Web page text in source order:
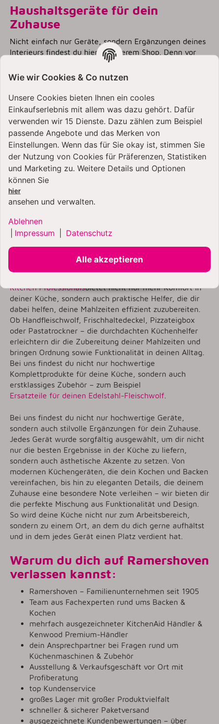
Haushaltsgeräte für dein
Zuhause
Nicht einfach nur Geräte, sondern Ergänzungen deines
Interieurs findest du hier in unserem Shop. Denn vor
allem unsere Küchen entwickeln sich mehr und mehr zu
einem vollwertigen Wohnraum. Entdecke unsere
und Klima.
Die Produkte von De'Longhi verbinden erstklassige
Funktionalität mit einem durchdachten Design, das sich
nahtlos in jedes moderne Zuhause einfügt. Ergänzend
dazu schaffen De’Longhi Heizgerätewie
Keramikheizer,Konvektoren undRadiatorenein
angenehmes Raumklima – energieeffizient, leise und
formschön. Gemeinsam bieten diese Marken
durchdachte Lösungen für ein gepflegtes, behagliches
Zuhause.
Küchengeräte der Extraklasse
hochwertige Materialien, einfache Handhabung und ein
stilvolles Design – perfekt für alle, die in ihrer Küche
Kitchen Professionalsbietet nicht nur mehr Komfort in
deiner Küche, sondern auch praktische Helfer, die dir
dabei helfen, deine Mahlzeiten effizient zuzubereiten.
Ob Handfleischwolf, Frischhaltedeckel, Pizzateigbox
oder Pastatrockner – die durchdachten Küchenhelfer
erleichtern dir die Zubereitung deiner Mahlzeiten und
bringen Ordnung sowie Funktionalität in deinen Alltag.
Bei uns findest du nicht nur hochwertige
Komplettprodukte für deine Küche, sondern auch
erstklassiges Zubehör – zum Beispiel
Ersatzteile für deinen Edelstahl-Fleischwolf
Bei uns findest du nicht nur hochwertige Geräte,
sondern auch stilvolle Ergänzungen für dein Zuhause.
Jedes Gerät wurde sorgfältig ausgewählt, um dir nicht
nur die besten Ergebnisse in der Küche zu liefern,
sondern auch ästhetische Akzente zu setzen. Von
modernen Küchengeräten, die dein Kochen und Backen
vereinfachen, bis hin zu eleganten Details, die deinem
Zuhause eine besondere Note verleihen – wir bieten dir
die perfekte Mischung aus Funktionalität und Design.
So wird deine Küche nicht nur zum Arbeitsbereich,
sondern zu einem Ort, an dem du dich gerne aufhältst
und in dem jedes Gerät einen Platz verdient hat.
Warum du dich auf Ramershoven
verlassen kannst:
Ramershoven – Familienunternehmen seit 1905
Team aus Fachexperten rund ums Backen &
Kochen
mehrfach ausgezeichneter KitchenAid Händler &
Kenwood Premium-Händler
dein Ansprechpartner bei Fragen rund um
Küchenmaschinen & Zubehör
Ausstellung & Verkaufsgeschäft vor Ort mit
Profiberatung
top Kundenservice
großes Lager mit großer Produktvielfalt
schneller & sicherer Paketversand
ausgezeichnete Kundenbewertungen – über
Wie wir Cookies & Co nutzen
Unsere Cookies bieten Ihnen ein cooles
Einkaufserlebnis mit allem was dazu gehört. Dafür
verwenden wir 15 Dienste. Dazu zählen zum Beispiel
passende Angebote und das Merken von
Einstellungen. Wenn das für Sie okay ist, stimmen Sie
der Nutzung von Cookies für Präferenzen, Statistiken
und Marketing zu. Weitere Details und Optionen
können Sie
hier
ansehen und verwalten.
Ablehnen
Impressum Datenschutz
Alle akzeptieren